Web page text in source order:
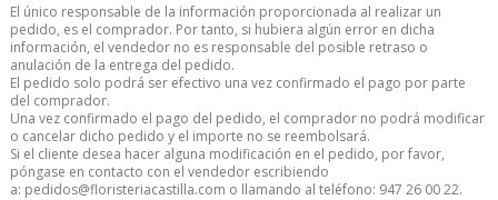
El único responsable de la información proporcionada al realizar un
pedido, es el comprador. Por tanto, si hubiera algún error en dicha
información, el vendedor no es responsable del posible retraso o
anulación de la entrega del pedido.
El pedido solo podrá ser efectivo una vez confirmado el pago por parte
del comprador.
Una vez confirmado el pago del pedido, el comprador no podrá modificar
o cancelar dicho pedido y el importe no se reembolsará.
Si el cliente desea hacer alguna modificación en el pedido, por favor,
póngase en contacto con el vendedor escribiendo
a: pedidos@floristeriacastilla.com o llamando al teléfono: 947 26 00 22.